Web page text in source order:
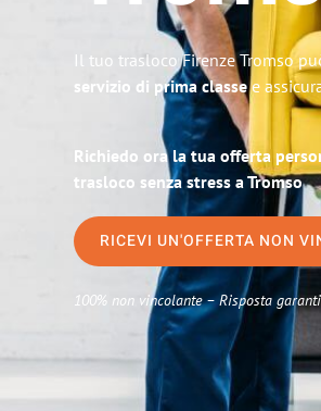
Il tuo trasloco Firenze Tromso
servizio di prima classee
Richiedo ora la tua offerta
trasloco senza stress a Tromso
RICEVI UN'OFFERTA NON
100% non vincolante – Risposta